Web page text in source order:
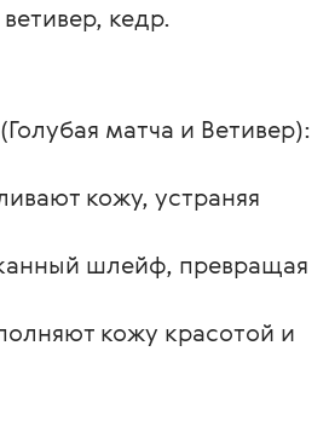
кедр.
матча и Ветивер):
кожу, устраняя
шлейф, превращая
кожу красотой и